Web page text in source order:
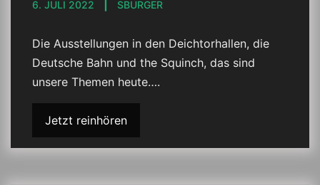
6. JULI 2022 SBURGER
Die Ausstellungen in den Deichtorhallen, die
Deutsche Bahn und the Squinch, das sind
unsere Themen heute….
Jetzt reinhören